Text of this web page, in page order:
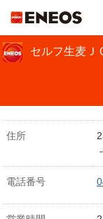
セルフ生麦Ｊ
住所
電話番号